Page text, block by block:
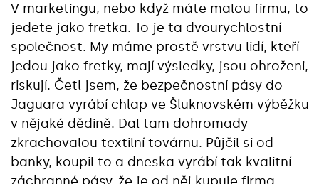
V marketingu, nebo když máte malou firmu, to
jedete jako fretka. To je ta dvourychlostní
společnost. My máme prostě vrstvu lidí, kteří
jedou jako fretky, mají výsledky, jsou ohroženi,
riskují. Četl jsem, že bezpečnostní pásy do
Jaguara vyrábí chlap ve Šluknovském výběžku
v nějaké dědině. Dal tam dohromady
zkrachovalou textilní továrnu. Půjčil si od
banky, koupil to a dneska vyrábí tak kvalitní